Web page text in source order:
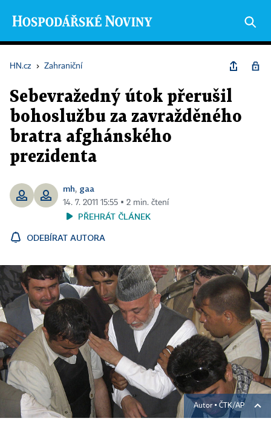
HN.cz › Zahraniční
Sebevražedný útok přerušil
bohoslužbu za zavražděného
bratra afghánského
prezidenta
mh, gaa
14. 7. 2011 15:55 ▪ 2 min. čtení
PŘEHRÁT ČLÁNEK
ODEBÍRAT AUTORA
Autor ▪ ČTK/AP